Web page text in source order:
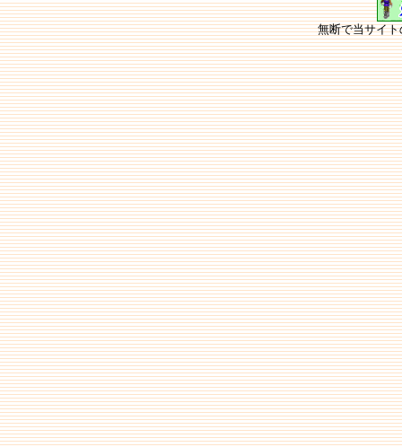
無断で当サイ